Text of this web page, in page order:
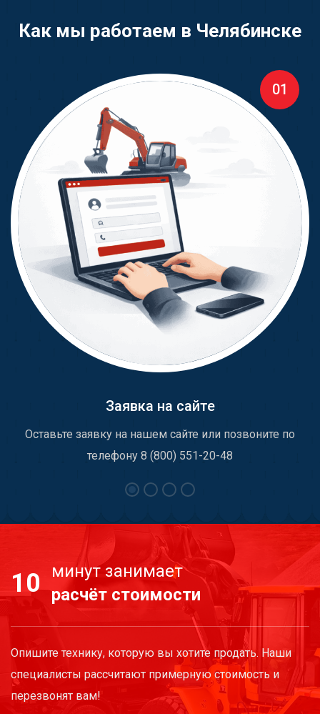
Как мы работаем в Челябинске
01
Заявка на сайте
Оставьте заявку на нашем сайте или позвоните по
телефону 8 (800) 551-20-48
10
минут занимает
расчёт стоимости
Опишите технику, которую вы хотите продать. Наши
специалисты рассчитают примерную стоимость и
перезвонят вам!